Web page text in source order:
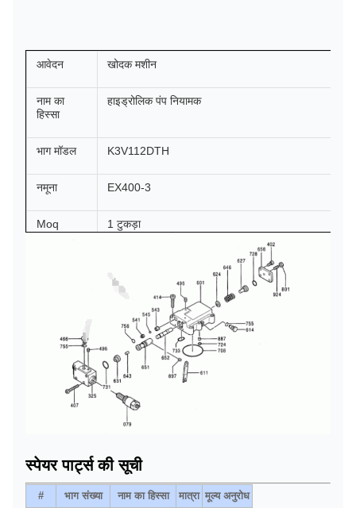
आवेदन खोदक मशीन
नाम का
हिस्सा
हाइड्रोलिक पंप नियामक
भाग मॉडल K3V112DTH
नमूना EX400-3
Moq 1 टुकड़ा
भुगतान प्राप्त होने के 1 दिन बाद (यदि स्टॉक है)
समुद्र के द्वारा, हवा से, एक्सप्रेस द्वारा, या
आवश्यकतानुसार
स्पेयर पार्ट्स की सूची
# भाग संख्या नाम का हिस्सा मात्रा मूल्य अनुरोध